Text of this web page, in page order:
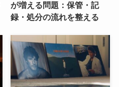
が増える問題：保管・記
録・処分の流れを整える